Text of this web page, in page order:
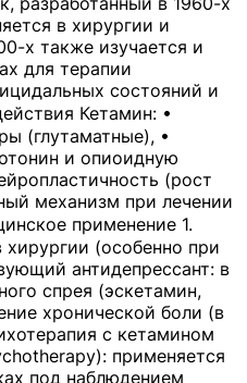
в хирургии и
х также изучается и
для терапии
состояний и
Кетамин: •
(глутаматные), •
и опиоидную
(рост
механизм при лечении
применение 1.
хирургии (особенно при
антидепрессант: в
спрея (эскетамин,
хронической боли (в
с кетамином
применяется
под наблюдением